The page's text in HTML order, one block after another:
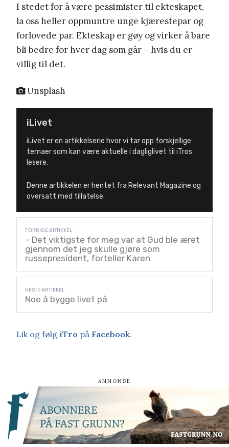
I stedet for å være pessimister til ekteskapet,
la oss heller oppmuntre unge kjærestepar og
forlovede par. Ekteskap er gøy og virker å bare
bli bedre for hver dag som går – hvis du er
villig til det.
Unsplash
iLivet
iLivet er en artikkelserie hvor vi tar opp forskjellige
temaer som kan være aktuelle i dagliglivet til iTros
lesere.
Denne artikkelen er hentet fra Relevant Magazine og
oversatt med tillatelse.
– Det viktigste for meg var at Gud ble æret
gjennom det jeg skulle gjøre som
russepresident, forteller Karen
Noe å bygge livet på
Lik og følg iTro på Facebook.